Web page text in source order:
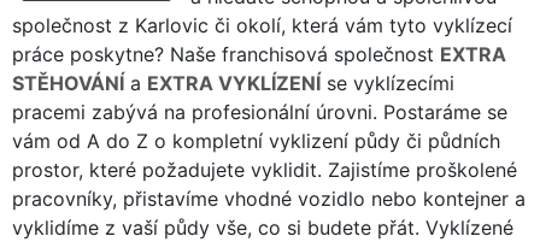
společnost z Karlovic či okolí, která vám tyto vyklízecí
práce poskytne? Naše franchisová společnost EXTRA
STĚHOVÁNÍ a EXTRA VYKLÍZENÍ se vyklízecími
pracemi zabývá na profesionální úrovni. Postaráme se
vám od A do Z o kompletní vyklizení půdy či půdních
prostor, které požadujete vyklidit. Zajistíme proškolené
pracovníky, přistavíme vhodné vozidlo nebo kontejner a
vyklidíme z vaší půdy vše, co si budete přát. Vyklízené